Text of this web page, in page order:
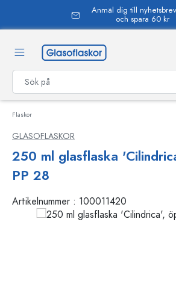
Anmäl dig till
och spara 60 kr
Flaskor
GLASOFLASKOR
250 ml glasflaska
PP 28
Artikelnummer : 100011420